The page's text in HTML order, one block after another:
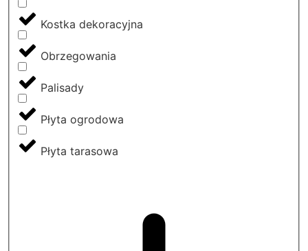
Kostka dekoracyjna
Obrzegowania
Palisady
Płyta ogrodowa
Płyta tarasowa